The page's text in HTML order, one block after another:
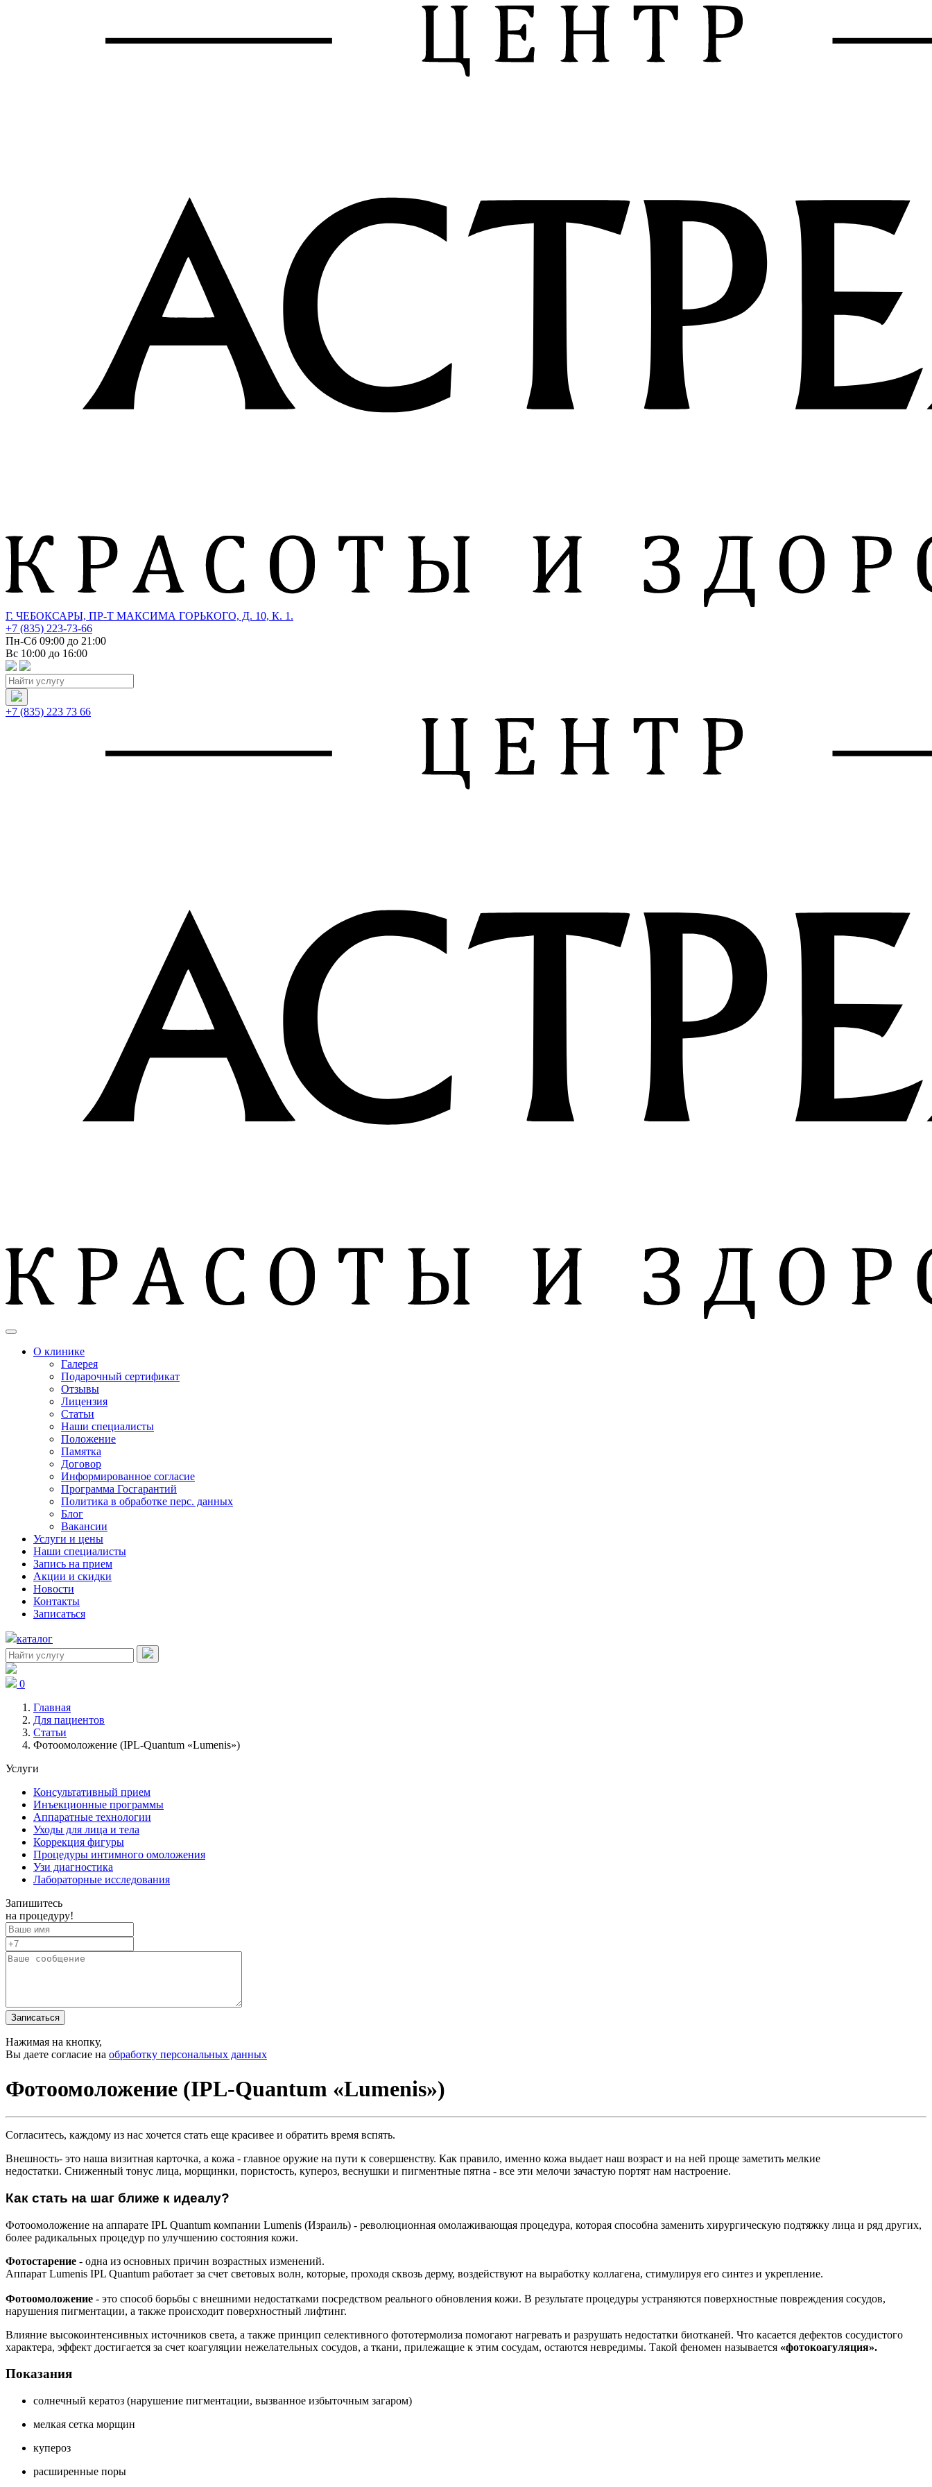
Г. ЧЕБОКСАРЫ, ПР-Т МАКСИМА ГОРЬКОГО, Д. 10, К. 1.
+7 (835) 223-73-66
Пн-Сб 09:00 до 21:00
Вс 10:00 до 16:00
+7 (835) 223 73 66
О клинике
Галерея
Подарочный сертификат
Отзывы
Лицензия
Статьи
Наши специалисты
Положение
Памятка
Договор
Информированное согласие
Программа Госгарантий
Политика в обработке перс. данных
Блог
Вакансии
Услуги и цены
Наши специалисты
Запись на прием
Акции и скидки
Новости
Контакты
Записаться
каталог
0
Главная
Для пациентов
Статьи
Фотоомоложение (IPL-Quantum «Lumenis»)
Услуги
Консультативный прием
Инъекционные программы
Аппаратные технологии
Уходы для лица и тела
Коррекция фигуры
Процедуры интимного омоложения
Узи диагностика
Лабораторные исследования
Запишитесь
на процедуру!
Записаться
Нажимая на кнопку,
Вы даете согласие на обработку персональных данных
Фотоомоложение (IPL-Quantum «Lumenis»)
Согласитесь, каждому из нас хочется стать еще красивее и обратить время вспять.
Внешность- это наша визитная карточка, а кожа - главное оружие на пути к совершенству. Как правило, именно кожа выдает наш возраст и на ней проще заметить мелкие
недостатки. Сниженный тонус лица, морщинки, пористость, купероз, веснушки и пигментные пятна - все эти мелочи зачастую портят нам настроение.
Как стать на шаг ближе к идеалу?
Фотоомоложение на аппарате IPL Quantum компании Lumenis (Израиль) - революционная омолаживающая процедура, которая способна заменить хирургическую подтяжку лица и ряд других,
более радикальных процедур по улучшению состояния кожи.
Фотостарение - одна из основных причин возрастных изменений.
Аппарат Lumenis IPL Quantum работает за счет световых волн, которые, проходя сквозь дерму, воздействуют на выработку коллагена, стимулируя его синтез и укрепление.
Фотоомоложение - это способ борьбы с внешними недостатками посредством реального обновления кожи. В результате процедуры устраняются поверхностные повреждения сосудов,
нарушения пигментации, а также происходит поверхностный лифтинг.
Влияние высокоинтенсивных источников света, а также принцип селективного фототермолиза помогают нагревать и разрушать недостатки биотканей. Что касается дефектов сосудистого
характера, эффект достигается за счет коагуляции нежелательных сосудов, а ткани, прилежащие к этим сосудам, остаются невредимы. Такой феномен называется «фотокоагуляция».
Показания
солнечный кератоз (нарушение пигментации, вызванное избыточным загаром)
мелкая сетка морщин
купероз
расширенные поры